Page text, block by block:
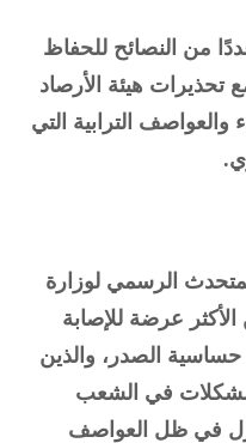
من النصائح للحفاظ
تحذيرات هيئة الأرصاد
الترابية التي
الرسمي لوزارة
عرضة للإصابة
الصدر، والذين
في الشعب
في ظل العواصف